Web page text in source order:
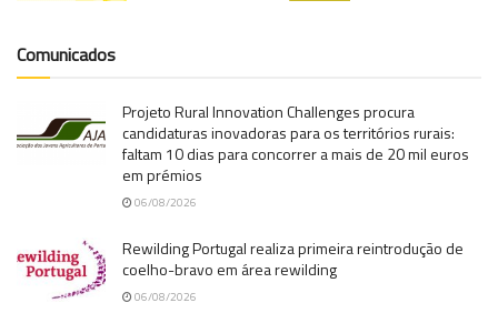
Comunicados
Projeto Rural Innovation Challenges procura
candidaturas inovadoras para os territórios rurais:
faltam 10 dias para concorrer a mais de 20 mil euros
em prémios
06/08/2026
Rewilding Portugal realiza primeira reintrodução de
coelho-bravo em área rewilding
06/08/2026